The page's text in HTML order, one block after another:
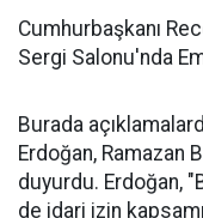
Cumhurbaşkanı
Sergi Salonu'nda
Burada
Erdoğan, Ramazan
duyurdu. Erdoğan,
de idari izin